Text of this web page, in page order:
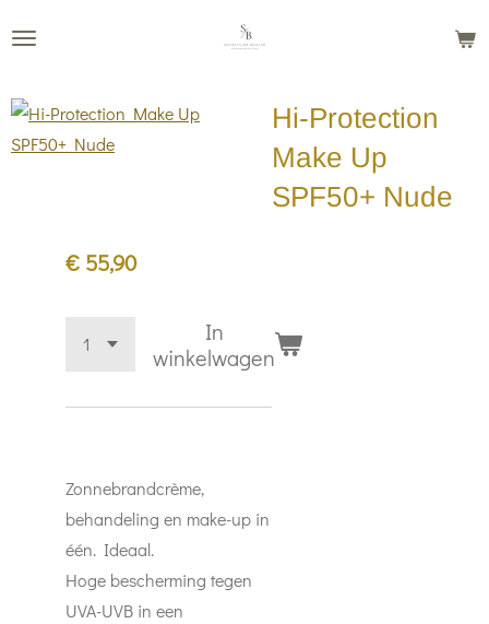
de
hoofdinhoud
Hi-Protection
Make Up
SPF50+ Nude
€ 55,90
In
winkelwagen
Zonnebrandcrème,
behandeling en make-up in
één. Ideaal.
Hoge bescherming tegen
UVA-UVB in een